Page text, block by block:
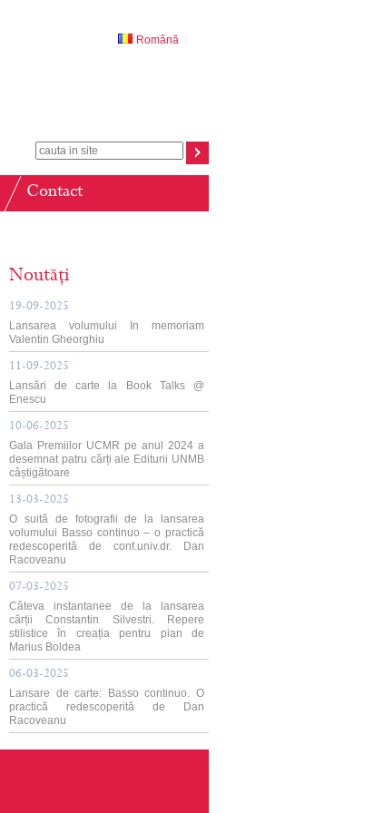
Română
Contact
Noutăți
19-09-2025
Lansarea volumului In memoriam
Valentin Gheorghiu
11-09-2025
Lansări de carte la Book Talks @
Enescu
10-06-2025
Gala Premiilor UCMR pe anul 2024 a
desemnat patru cărți ale Editurii UNMB
câștigătoare
13-03-2025
O suită de fotografii de la lansarea
volumului Basso continuo – o practică
redescoperită de conf.univ.dr. Dan
Racoveanu
07-03-2025
Câteva instantanee de la lansarea
cărții Constantin Silvestri. Repere
stilistice în creația pentru pian de
Marius Boldea
06-03-2025
Lansare de carte: Basso continuo. O
practică redescoperită de Dan
Racoveanu